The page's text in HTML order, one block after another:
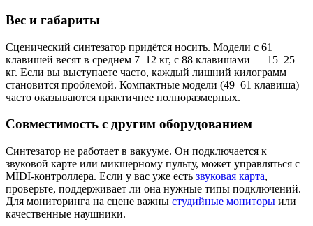
Вес и габариты
Сценический синтезатор придётся носить. Модели с 61
клавишей весят в среднем 7–12 кг, с 88 клавишами — 15–25
кг. Если вы выступаете часто, каждый лишний килограмм
становится проблемой. Компактные модели (49–61 клавиша)
часто оказываются практичнее полноразмерных.
Совместимость с другим оборудованием
Синтезатор не работает в вакууме. Он подключается к
звуковой карте или микшерному пульту, может управляться с
MIDI-контроллера. Если у вас уже есть звуковая карта,
проверьте, поддерживает ли она нужные типы подключений.
Для мониторинга на сцене важны студийные мониторы или
качественные наушники.